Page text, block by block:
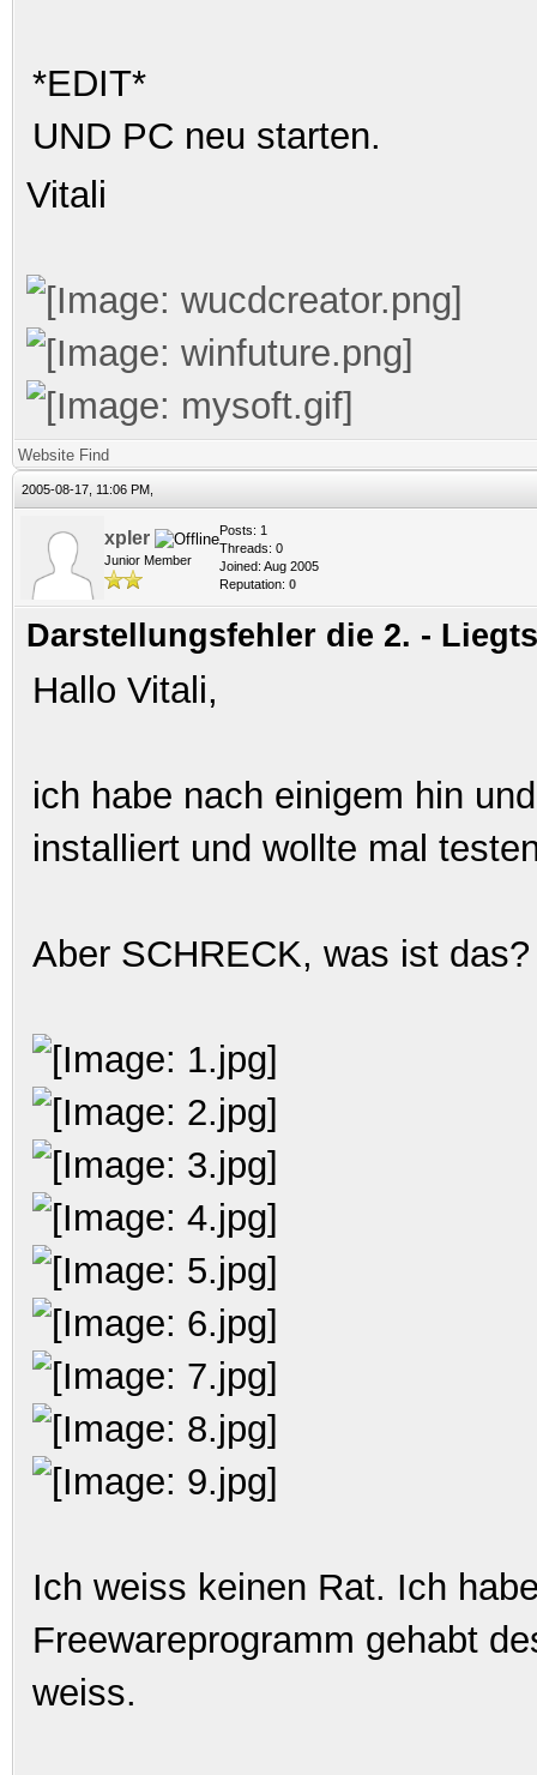
*EDIT*
UND PC neu starten.
Vitali
Website Find
2005-08-17, 11:06 PM,
xpler
Junior Member
Posts: 1
Threads: 0
Joined: Aug 2005
Reputation: 0
Darstellungsfehler die 2. -
Hallo Vitali,
ich habe nach einigem hin
installiert und wollte mal
Aber SCHRECK, was ist das?
Ich weiss keinen Rat. Ich
Freewareprogramm gehabt
weiss.